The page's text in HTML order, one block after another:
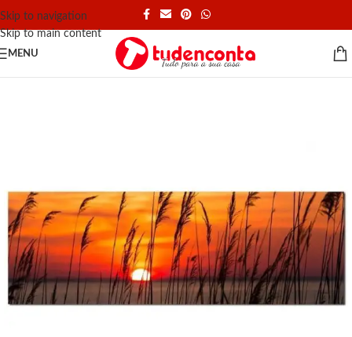
Skip to navigation
Skip to main content
MENU